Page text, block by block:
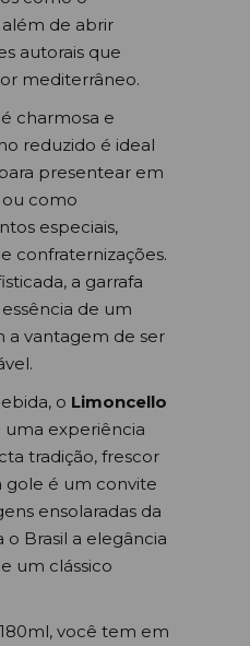
além de abrir
autorais que
mediterrâneo.
é charmosa e
reduzido é ideal
presentear em
ou como
especiais,
confraternizações.
a garrafa
de um
a vantagem de ser
o Limoncello
uma experiência
tradição, frescor
gole é um convite
ensolaradas da
o Brasil a elegância
um clássico
você tem em